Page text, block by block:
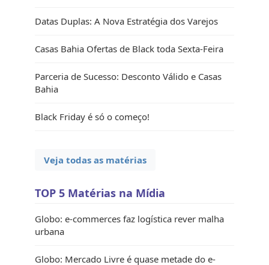
Datas Duplas: A Nova Estratégia dos Varejos
Casas Bahia Ofertas de Black toda Sexta-Feira
Parceria de Sucesso: Desconto Válido e Casas
Bahia
Black Friday é só o começo!
Veja todas as matérias
TOP 5 Matérias na Mídia
Globo: e-commerces faz logística rever malha
urbana
Globo: Mercado Livre é quase metade do e-